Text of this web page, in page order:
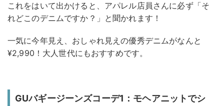
これをはいて出かけると、アパレル店員さんに必ず「そ
れどこのデニムですか？」と聞かれます！
一気に今年見え、おしゃれ見えの優秀デニムがなんと
¥2,990！大人世代にもおすすめです。
GUバギージーンズコーデ1：モヘアニットでシ